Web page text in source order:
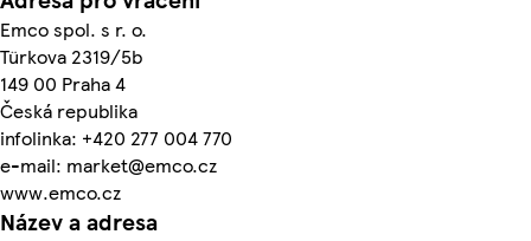
Emco spol. s r. o.
Türkova 2319/5b
149 00 Praha 4
Česká republika
infolinka: +420 277 004 770
e-mail: market@emco.cz
www.emco.cz
Název a adresa